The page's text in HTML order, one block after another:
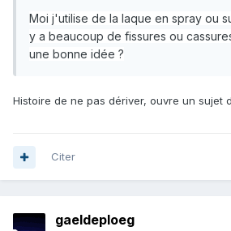
Moi j'utilise de la laque en spray ou
y a beaucoup de fissures ou
une bonne idée ?
Histoire de ne pas dériver, ouvre un sujet
Citer
gaeldeploeg